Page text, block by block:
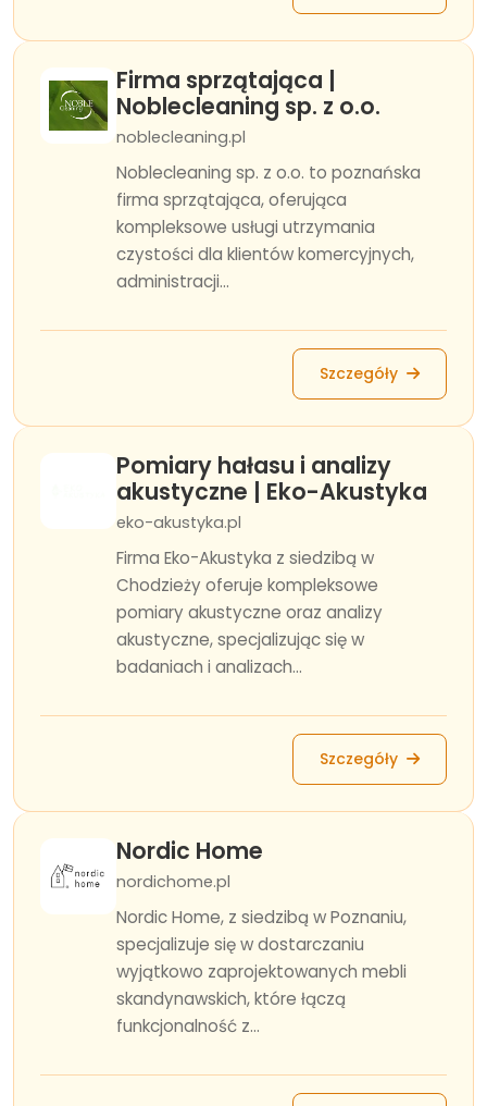
Firma sprzątająca |
Noblecleaning sp. z o.o.
noblecleaning.pl
Noblecleaning sp. z o.o. to poznańska
firma sprzątająca, oferująca
kompleksowe usługi utrzymania
czystości dla klientów komercyjnych,
administracji...
Szczegóły
Pomiary hałasu i analizy
akustyczne | Eko-Akustyka
eko-akustyka.pl
Firma Eko-Akustyka z siedzibą w
Chodzieży oferuje kompleksowe
pomiary akustyczne oraz analizy
akustyczne, specjalizując się w
badaniach i analizach...
Szczegóły
Nordic Home
nordichome.pl
Nordic Home, z siedzibą w Poznaniu,
specjalizuje się w dostarczaniu
wyjątkowo zaprojektowanych mebli
skandynawskich, które łączą
funkcjonalność z...